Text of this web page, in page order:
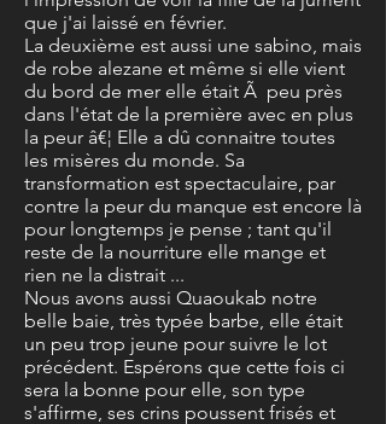
que j'ai laissé en février.
La deuxième est aussi une sabino, mais
de robe alezane et même si elle vient
du bord de mer elle était Ã peu près
dans l'état de la première avec en plus
la peur â€¦ Elle a dû connaitre toutes
les misères du monde. Sa
transformation est spectaculaire, par
contre la peur du manque est encore là
pour longtemps je pense ; tant qu'il
reste de la nourriture elle mange et
rien ne la distrait ...
Nous avons aussi Quaoukab notre
belle baie, très typée barbe, elle était
un peu trop jeune pour suivre le lot
précédent. Espérons que cette fois ci
sera la bonne pour elle, son type
s'affirme, ses crins poussent frisés et